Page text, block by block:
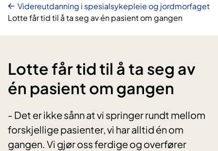
Videreutdanning i spesialsykepleie og jordmorfaget
Lotte får tid til å ta seg av én pasient om gangen
Lotte får tid til å ta seg av
én pasient om gangen
- Det er ikke sånn at vi springer rundt mellom
forskjellige pasienter, vi har alltid én om
gangen. Vi gjør oss ferdige og overfører